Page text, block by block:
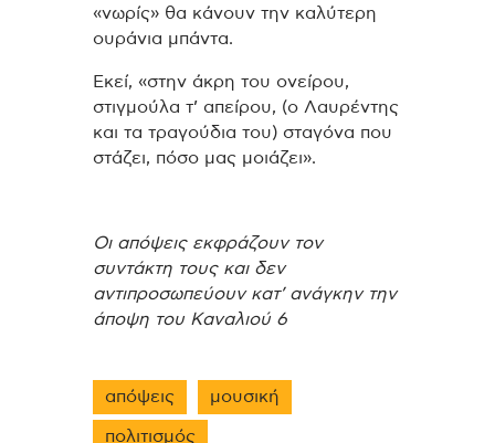
«νωρίς» θα κάνουν την καλύτερη
ουράνια μπάντα.
Εκεί, «στην άκρη του ονείρου,
στιγμούλα τ’ απείρου, (ο Λαυρέντης
και τα τραγούδια του) σταγόνα που
στάζει, πόσο μας μοιάζει».
Οι απόψεις εκφράζουν τον
συντάκτη τους και δεν
αντιπροσωπεύουν κατ’ ανάγκην την
άποψη του Καναλιού 6
απόψεις μουσική
πολιτισμός